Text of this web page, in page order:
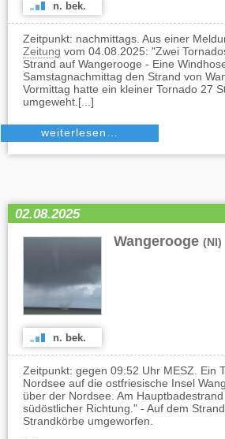
n. bek.
Zeitpunkt: nachmittags. Aus einer
Zeitung vom 04.08.2025: "Zwei
Strand auf Wangerooge - Eine
Samstagnachmittag den Strand von
Vormittag hatte ein kleiner Tornado 27
umgeweht.[...]
weiterlesen…
02.08.2025
Wangerooge (NI)
n. bek.
Zeitpunkt: gegen 09:52 Uhr MESZ. Ein
Nordsee auf die ostfriesische Insel
über der Nordsee. Am
südöstlicher Richtung." - Auf dem
Strandkörbe umgeworfen.